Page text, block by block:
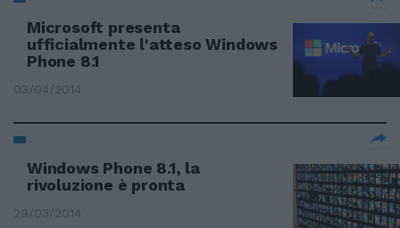
Microsoft presenta
ufficialmente l'atteso Windows
Phone 8.1
03/04/2014
Windows Phone 8.1, la
rivoluzione è pronta
29/03/2014